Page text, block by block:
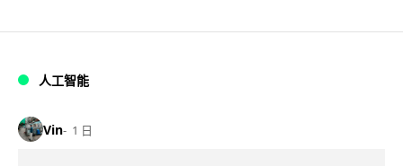
人工智能
Vin 1 日